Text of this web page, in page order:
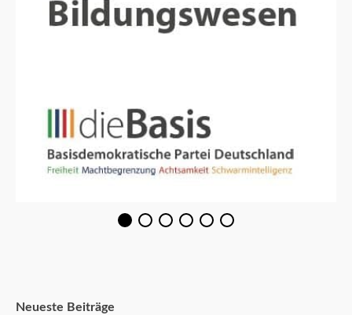
Neueste Beiträge